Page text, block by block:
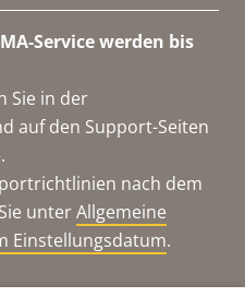
Service werden bis
Sie in der
auf den Support-Seiten
nach dem
unterAllgemeine
Einstellungsdatum.